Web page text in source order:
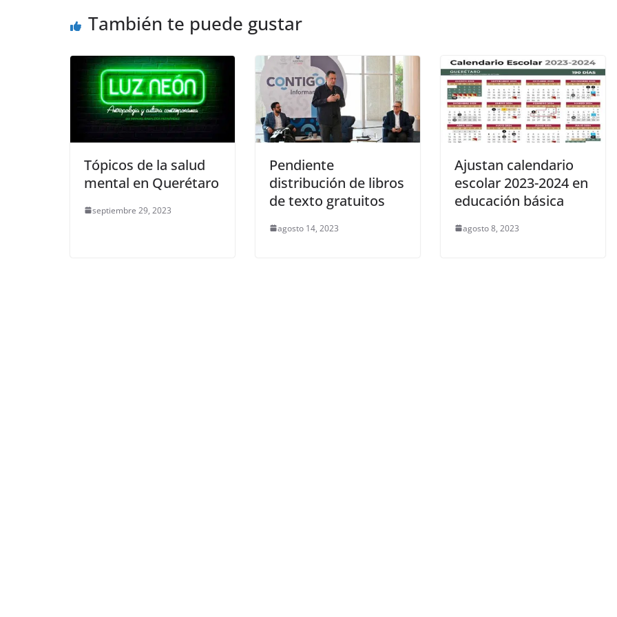
o
k
p er
También te puede gustar
Tópicos de la salud
mental en Querétaro
septiembre 29, 2023
Pendiente
distribución de libros
de texto gratuitos
agosto 14, 2023
Ajustan calendario
escolar 2023-2024 en
educación básica
agosto 8, 2023